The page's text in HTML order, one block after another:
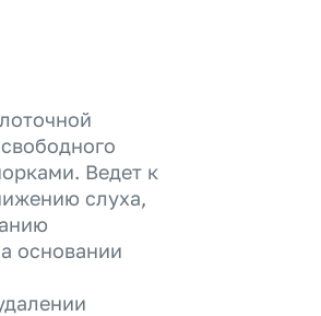
Ведет к
слуха,
основании